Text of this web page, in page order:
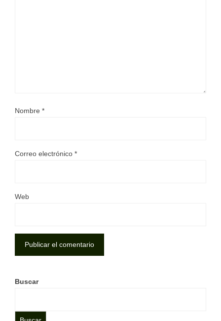
Nombre *
Correo electrónico *
Web
Buscar